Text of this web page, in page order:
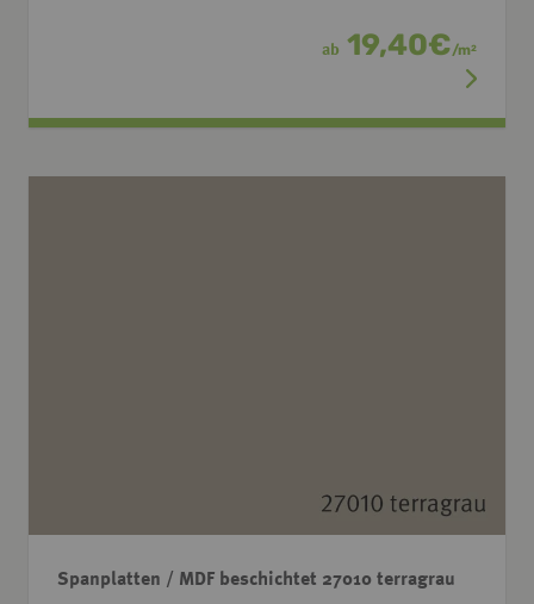
ab 19,40€/m2
Spanplatten / MDF beschichtet 27010 terragrau